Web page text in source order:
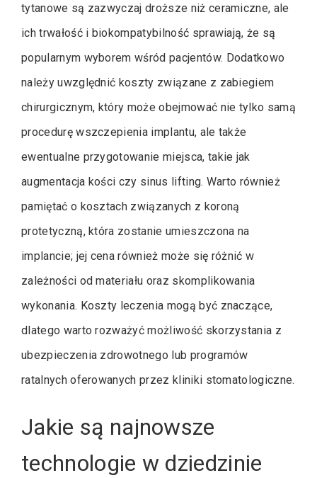
tytanowe są zazwyczaj droższe niż ceramiczne, ale
ich trwałość i biokompatybilność sprawiają, że są
popularnym wyborem wśród pacjentów. Dodatkowo
należy uwzględnić koszty związane z zabiegiem
chirurgicznym, który może obejmować nie tylko samą
procedurę wszczepienia implantu, ale także
ewentualne przygotowanie miejsca, takie jak
augmentacja kości czy sinus lifting. Warto również
pamiętać o kosztach związanych z koroną
protetyczną, która zostanie umieszczona na
implancie; jej cena również może się różnić w
zależności od materiału oraz skomplikowania
wykonania. Koszty leczenia mogą być znaczące,
dlatego warto rozważyć możliwość skorzystania z
ubezpieczenia zdrowotnego lub programów
ratalnych oferowanych przez kliniki stomatologiczne.
Jakie są najnowsze
technologie w dziedzinie